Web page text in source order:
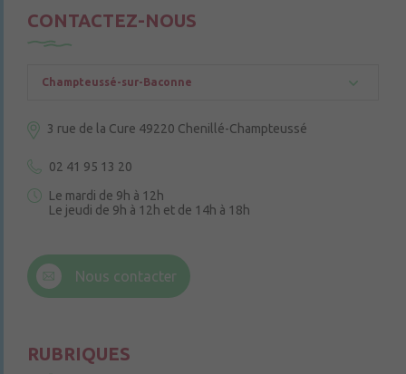
CONTACTEZ-NOUS
Champteussé-sur-Baconne
3 rue de la Cure 49220 Chenillé-Champteussé
02 41 95 13 20
Le mardi de 9h à 12h
Le jeudi de 9h à 12h et de 14h à 18h
Nous contacter
RUBRIQUES